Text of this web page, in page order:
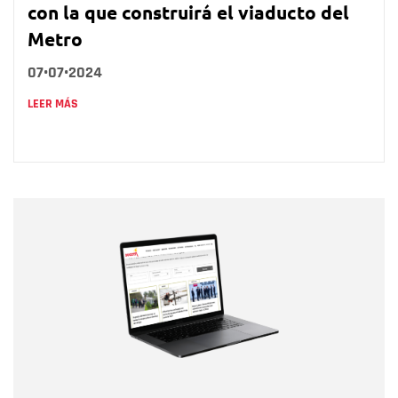
con la que construirá el viaducto del
Metro
07•07•2024
LEER MÁS
Correo electrónico
Tipo de comentario